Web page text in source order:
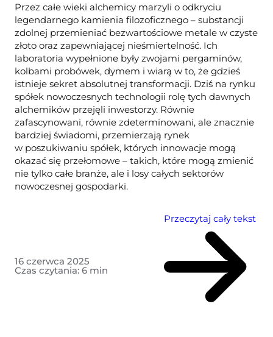
Przez całe wieki alchemicy marzyli o odkryciu
legendarnego kamienia filozoficznego – substancji
zdolnej przemieniać bezwartościowe metale w czyste
złoto oraz zapewniającej nieśmiertelność. Ich
laboratoria wypełnione były zwojami pergaminów,
kolbami probówek, dymem i wiarą w to, że gdzieś
istnieje sekret absolutnej transformacji. Dziś na rynku
spółek nowoczesnych technologii rolę tych dawnych
alchemików przejęli inwestorzy. Równie
zafascynowani, równie zdeterminowani, ale znacznie
bardziej świadomi, przemierzają rynek
w poszukiwaniu spółek, których innowacje mogą
okazać się przełomowe – takich, które mogą zmienić
nie tylko całe branże, ale i losy całych sektorów
nowoczesnej gospodarki.
16 czerwca 2025
Czas czytania: 6 min
Przeczytaj cały tekst